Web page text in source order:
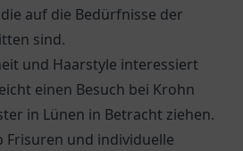
auf die Bedürfnisse der
sind.
und Haarstyle interessiert
einen Besuch bei Krohn
in Lünen in Betracht ziehen.
Frisuren und individuelle